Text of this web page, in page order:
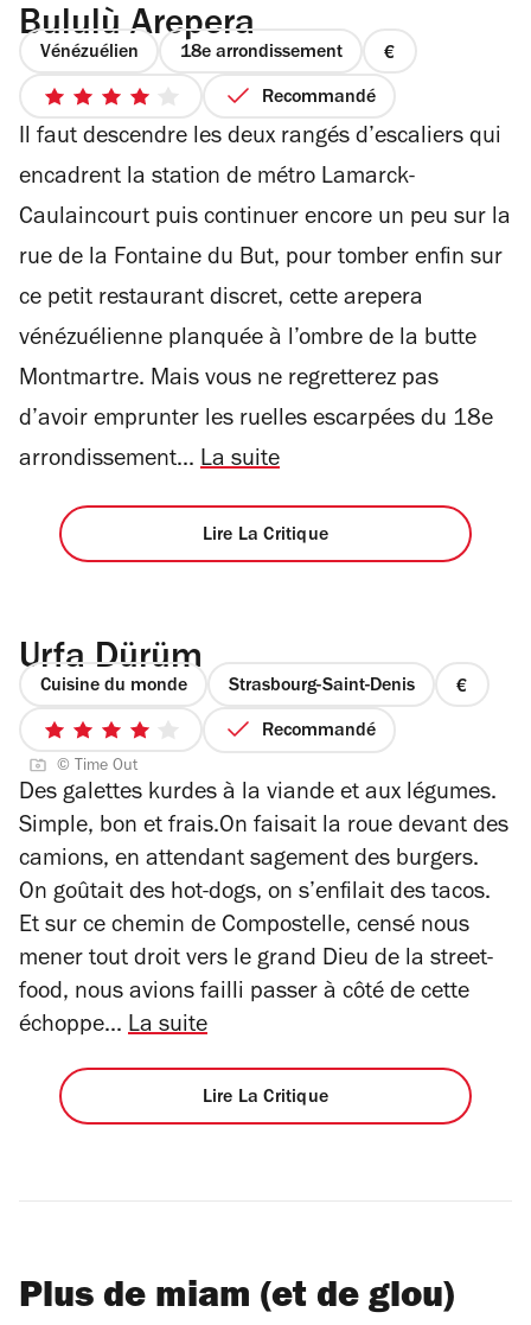
Bululù Arepera
Vénézuélien 18e arrondissement
prix
4
4
sur
5
Recommandé
Il faut descendre les deux rangés d’escaliers qui
encadrent la station de métro Lamarck-
Caulaincourt puis continuer encore un peu sur la
rue de la Fontaine du But, pour tomber enfin sur
ce petit restaurant discret, cette arepera
vénézuélienne planquée à l’ombre de la butte
Montmartre. Mais vous ne regretterez pas
d’avoir emprunter les ruelles escarpées du 18e
arrondissement... La suite
Lire La Critique
Urfa Dürüm
Cuisine du monde Strasbourg-Saint-Denis
prix
4
4
sur
5
étoiles
Recommandé
© Time Out
Des galettes kurdes à la viande et aux légumes.
Simple, bon et frais.On faisait la roue devant des
camions, en attendant sagement des burgers.
On goûtait des hot-dogs, on s’enfilait des tacos.
Et sur ce chemin de Compostelle, censé nous
mener tout droit vers le grand Dieu de la street-
food, nous avions failli passer à côté de cette
échoppe... La suite
Lire La Critique
Plus de miam (et de glou)